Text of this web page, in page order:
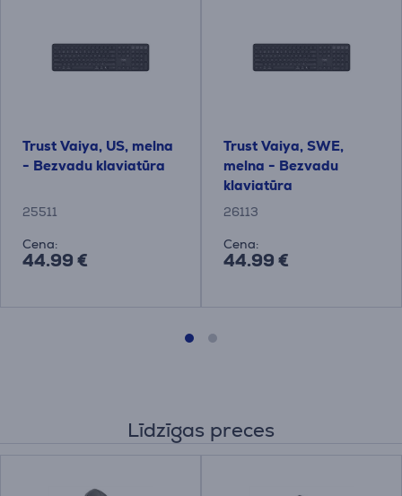
Trust Vaiya, US, melna
- Bezvadu klaviatūra
25511
Cena:
44.99 €
Trust Vaiya, SWE,
melna - Bezvadu
klaviatūra
26113
Cena:
44.99 €
Līdzīgas preces